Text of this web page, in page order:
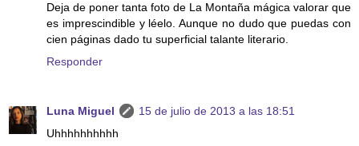
Deja de poner tanta foto de La Montaña mágica valorar que
es imprescindible y léelo. Aunque no dudo que puedas con
cien páginas dado tu superficial talante literario.
Responder
Luna Miguel
15 de julio de 2013 a las 18:51
Uhhhhhhhhhh